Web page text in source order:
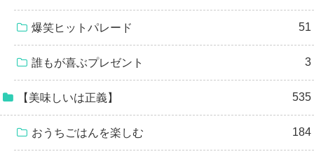
爆笑ヒットパレード 51
誰もが喜ぶプレゼント 3
【美味しいは正義】 535
おうちごはんを楽しむ 184